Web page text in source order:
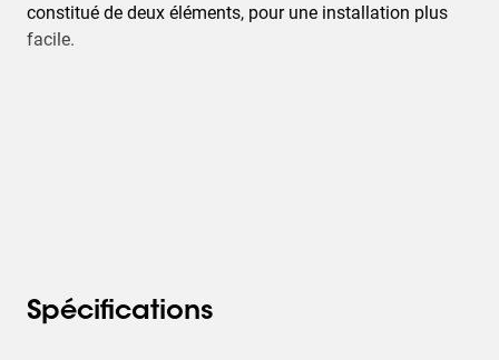
constitué de deux éléments, pour une installation plus
facile.
Spécifications